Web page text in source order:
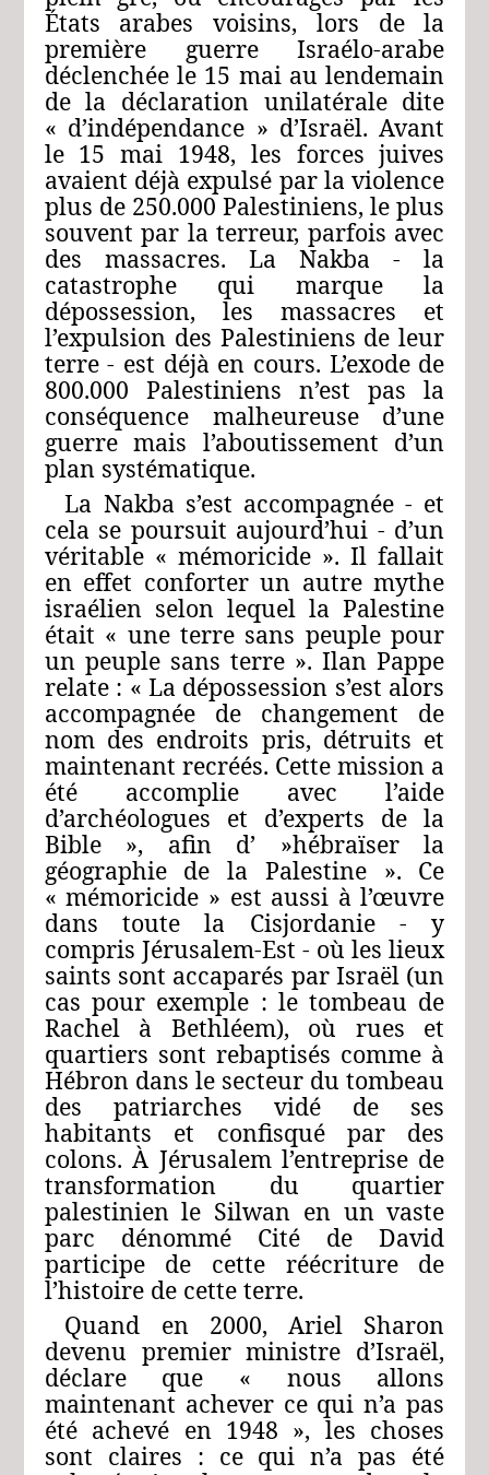
États arabes voisins, lors de la
première guerre Israélo-arabe
déclenchée le 15 mai au lendemain
de la déclaration unilatérale dite
« d’indépendance » d’Israël. Avant
le 15 mai 1948, les forces juives
avaient déjà expulsé par la violence
plus de 250.000 Palestiniens, le plus
souvent par la terreur, parfois avec
des massacres. La Nakba ‑ la
catastrophe qui marque la
dépossession, les massacres et
l’expulsion des Palestiniens de leur
terre ‑ est déjà en cours. L’exode de
800.000 Palestiniens n’est pas la
conséquence malheureuse d’une
guerre mais l’aboutissement d’un
plan systématique.
La Nakba s’est accompagnée ‑ et
cela se poursuit aujourd’hui ‑ d’un
véritable « mémoricide ». Il fallait
en effet conforter un autre mythe
israélien selon lequel la Palestine
était « une terre sans peuple pour
un peuple sans terre ». Ilan Pappe
relate : « La dépossession s’est alors
accompagnée de changement de
nom des endroits pris, détruits et
maintenant recréés. Cette mission a
été accomplie avec l’aide
d’archéologues et d’experts de la
Bible », afin d’ »hébraïser la
géographie de la Palestine ». Ce
« mémoricide » est aussi à l’œuvre
dans toute la Cisjordanie ‑ y
compris Jérusalem-Est ‑ où les lieux
saints sont accaparés par Israël (un
cas pour exemple : le tombeau de
Rachel à Bethléem), où rues et
quartiers sont rebaptisés comme à
Hébron dans le secteur du tombeau
des patriarches vidé de ses
habitants et confisqué par des
colons. À Jérusalem l’entreprise de
transformation du quartier
palestinien le Silwan en un vaste
parc dénommé Cité de David
participe de cette réécriture de
l’histoire de cette terre.
Quand en 2000, Ariel Sharon
devenu premier ministre d’Israël,
déclare que « nous allons
maintenant achever ce qui n’a pas
été achevé en 1948 », les choses
sont claires : ce qui n’a pas été